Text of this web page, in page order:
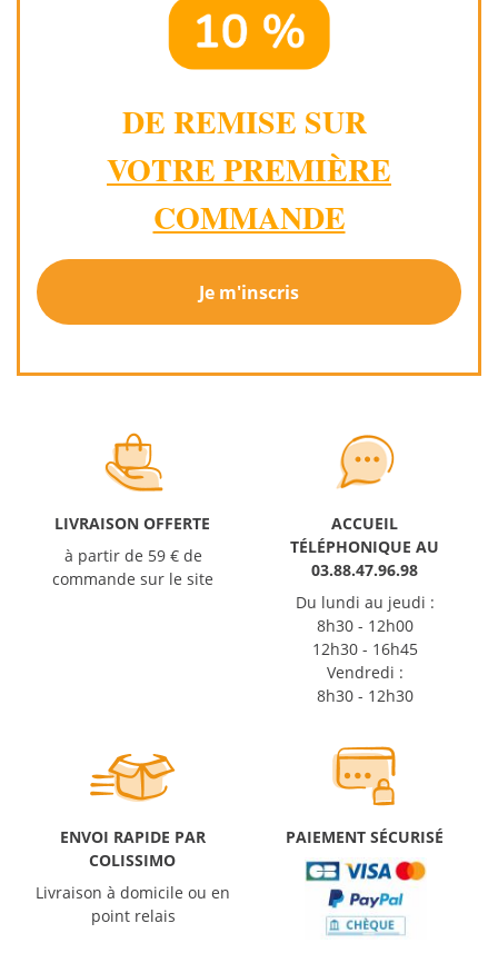
DE REMISE SUR
VOTRE PREMIÈRE
COMMANDE
Je m'inscris
LIVRAISON OFFERTE
à partir de 59 € de
commande sur le site
ACCUEIL
TÉLÉPHONIQUE AU
03.88.47.96.98
Du lundi au jeudi :
8h30 - 12h00
12h30 - 16h45
Vendredi :
8h30 - 12h30
ENVOI RAPIDE PAR
COLISSIMO
Livraison à domicile ou en
point relais
PAIEMENT SÉCURISÉ